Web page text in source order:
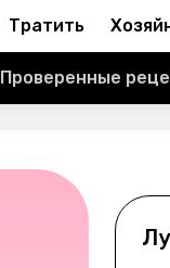
Тратить
Проверенные